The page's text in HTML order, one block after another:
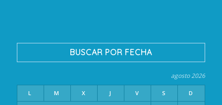
BUSCAR POR FECHA
agosto 2026
L M X J V S D